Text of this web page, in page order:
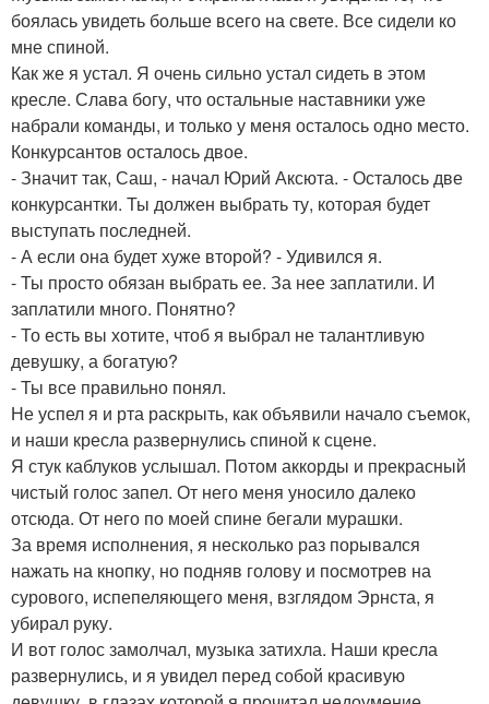
боялась увидеть больше всего на свете. Все сидели ко
мне спиной.
Как же я устал. Я очень сильно устал сидеть в этом
кресле. Слава богу, что остальные наставники уже
набрали команды, и только у меня осталось одно место.
Конкурсантов осталось двое.
- Значит так, Саш, - начал Юрий Аксюта. - Осталось две
конкурсантки. Ты должен выбрать ту, которая будет
выступать последней.
- А если она будет хуже второй? - Удивился я.
- Ты просто обязан выбрать ее. За нее заплатили. И
заплатили много. Понятно?
- То есть вы хотите, чтоб я выбрал не талантливую
девушку, а богатую?
- Ты все правильно понял.
Не успел я и рта раскрыть, как объявили начало съемок,
и наши кресла развернулись спиной к сцене.
Я стук каблуков услышал. Потом аккорды и прекрасный
чистый голос запел. От него меня уносило далеко
отсюда. От него по моей спине бегали мурашки.
За время исполнения, я несколько раз порывался
нажать на кнопку, но подняв голову и посмотрев на
сурового, испепеляющего меня, взглядом Эрнста, я
убирал руку.
И вот голос замолчал, музыка затихла. Наши кресла
развернулись, и я увидел перед собой красивую